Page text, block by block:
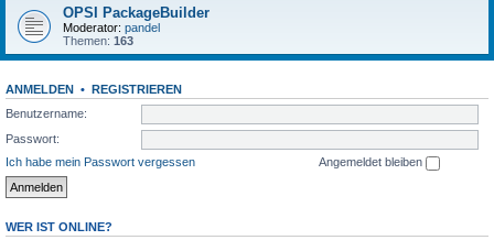
OPSI PackageBuilder
Moderator: pandel
Themen: 163
ANMELDEN • REGISTRIEREN
Benutzername:
Passwort:
Ich habe mein Passwort vergessen
Angemeldet bleiben
WER IST ONLINE?